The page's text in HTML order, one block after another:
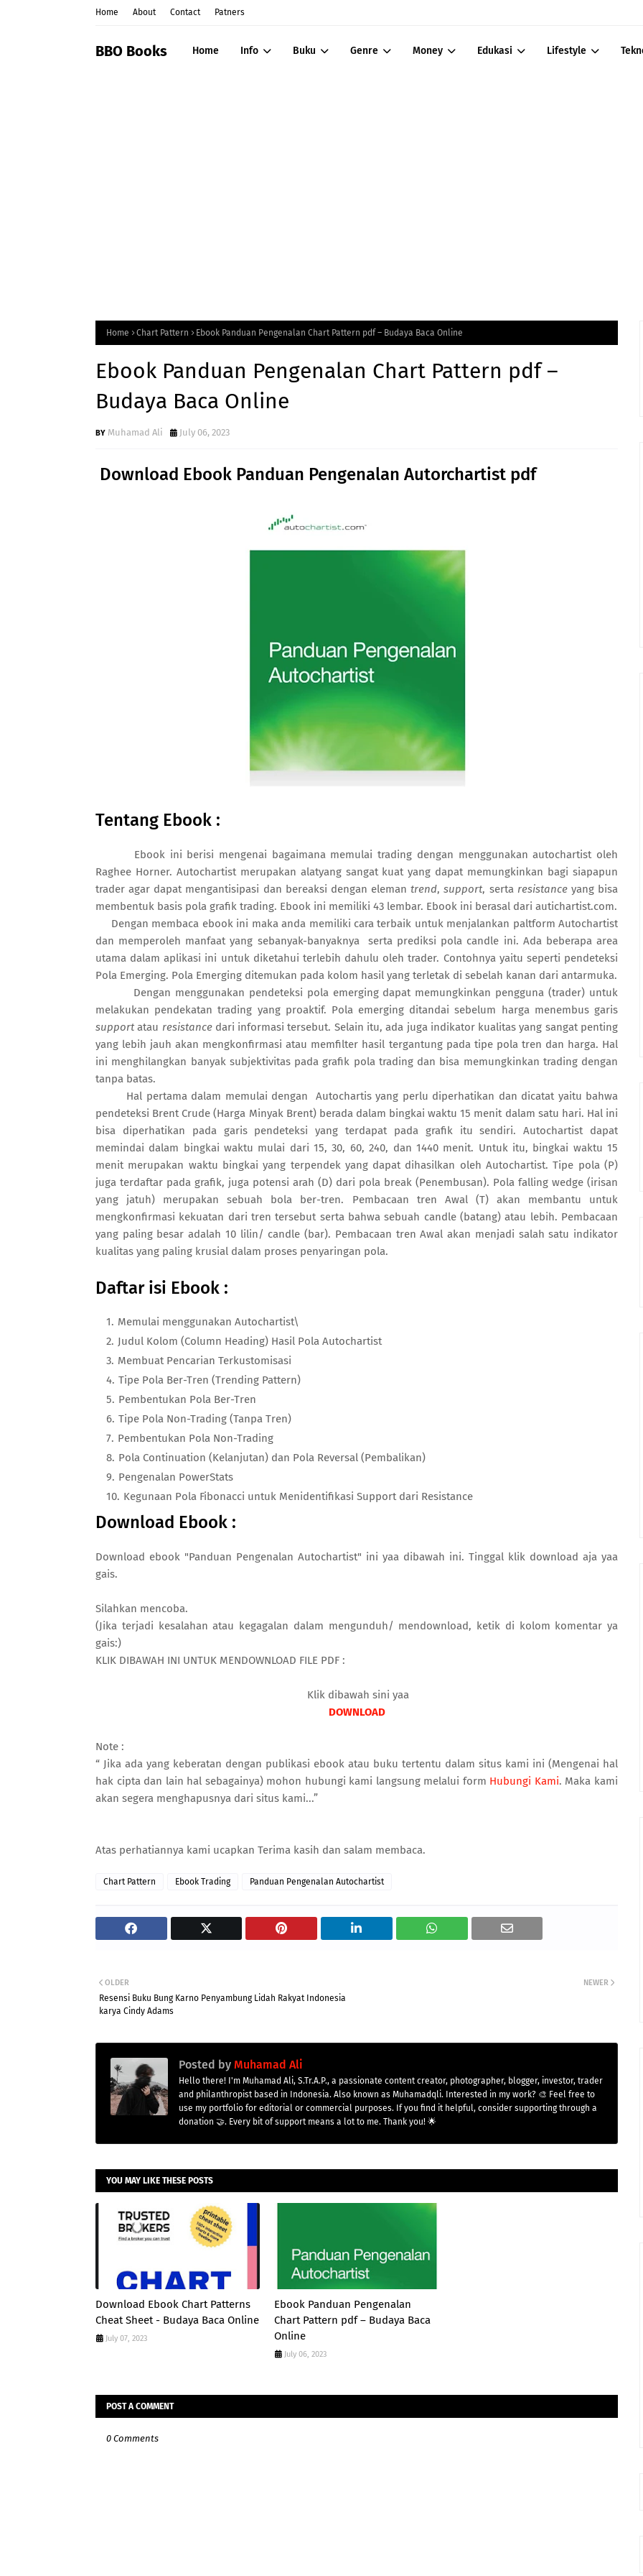
Home About Contact Patners
BBO Books Home Info Buku Genre Money Edukasi Lifestyle
Home Chart Pattern Ebook Panduan Pengenalan Chart Pattern pdf – Budaya Baca Online
Ebook Panduan Pengenalan Chart Pattern pdf –
Budaya Baca Online
Muhamad Ali July 06, 2023
Download Ebook Panduan Pengenalan Autorchartist pdf
Tentang Ebook :
Ebook ini berisi mengenai bagaimana memulai trading dengan menggunakan autochartist oleh
Raghee Horner. Autochartist merupakan alatyang sangat kuat yang dapat memungkinkan bagi siapapun
trader agar dapat mengantisipasi dan bereaksi dengan elemantrend,support, serta resistance yang bisa
membentuk basis pola grafik trading. Ebook ini memiliki 43 lembar. Ebook ini berasal dari autichartist.com.
Dengan membaca ebook ini maka anda memiliki cara terbaik untuk menjalankan paltform Autochartist
dan memperoleh manfaat yang sebanyak-banyaknya serta prediksi pola candle ini. Ada beberapa area
utama dalam aplikasi ini untuk diketahui terlebih dahulu oleh trader. Contohnya yaitu seperti pendeteksi
Pola Emerging. Pola Emerging ditemukan pada kolom hasil yang terletak di sebelah kanan dari antarmuka.
Dengan menggunakan pendeteksi pola emerging dapat memungkinkan pengguna (trader) untuk
melakukan pendekatan trading yang proaktif. Pola emerging ditandai sebelum harga menembus garis
supportatau resistance dari informasi tersebut. Selain itu, ada juga indikator kualitas yang sangat penting
yang lebih jauh akan mengkonfirmasi atau memfilter hasil tergantung pada tipe pola tren dan harga. Hal
ini menghilangkan banyak subjektivitas pada grafik pola trading dan bisa memungkinkan trading dengan
tanpa batas.
Hal pertama dalam memulai dengan Autochartis yang perlu diperhatikan dan dicatat yaitu bahwa
pendeteksi Brent Crude (Harga Minyak Brent) berada dalam bingkai waktu 15 menit dalam satu hari. Hal ini
bisa diperhatikan pada garis pendeteksi yang terdapat pada grafik itu sendiri. Autochartist dapat
memindai dalam bingkai waktu mulai dari 15, 30, 60, 240, dan 1440 menit. Untuk itu, bingkai waktu 15
menit merupakan waktu bingkai yang terpendek yang dapat dihasilkan oleh Autochartist. Tipe pola (P)
juga terdaftar pada grafik, juga potensi arah (D) dari pola break (Penembusan). Pola falling wedge (irisan
yang jatuh) merupakan sebuah bola ber-tren. Pembacaan tren Awal (T) akan membantu untuk
mengkonfirmasi kekuatan dari tren tersebut serta bahwa sebuah candle (batang) atau lebih. Pembacaan
yang paling besar adalah 10 lilin/ candle (bar). Pembacaan tren Awal akan menjadi salah satu indikator
kualitas yang paling krusial dalam proses penyaringan pola.
Daftar isi Ebook :
Memulai menggunakan Autochartist\
Judul Kolom (Column Heading) Hasil Pola Autochartist
Membuat Pencarian Terkustomisasi
Tipe Pola Ber-Tren (Trending Pattern)
Pembentukan Pola Ber-Tren
Tipe Pola Non-Trading (Tanpa Tren)
Pembentukan Pola Non-Trading
Pola Continuation (Kelanjutan) dan Pola Reversal (Pembalikan)
Pengenalan PowerStats
Kegunaan Pola Fibonacci untuk Menidentifikasi Support dari Resistance
Download Ebook :
Download ebook "Panduan Pengenalan Autochartist" ini yaa dibawah ini. Tinggal klik download aja yaa
gais.
Silahkan mencoba.
(Jika terjadi kesalahan atau kegagalan dalam mengunduh/ mendownload, ketik di kolom komentar ya
gais:)
KLIK DIBAWAH INI UNTUK MENDOWNLOAD FILE PDF :
Klik dibawah sini yaa
DOWNLOAD
Note :
“ Jika ada yang keberatan dengan publikasi ebook atau buku tertentu dalam situs kami ini (Mengenai hal
hak cipta dan lain hal sebagainya) mohon hubungi kami langsung melalui form Hubungi Kami. Maka kami
akan segera menghapusnya dari situs kami...”
Atas perhatiannya kami ucapkan Terima kasih dan salam membaca.
Chart Pattern Ebook Trading Panduan Pengenalan Autochartist
NEWER
OLDER
Resensi Buku Bung Karno Penyambung Lidah Rakyat Indonesia
karya Cindy Adams
Posted by Muhamad Ali
Hello there! I'm Muhamad Ali, S.Tr.A.P., a passionate content creator, photographer, blogger, investor, trader
and philanthropist based in Indonesia. Also known as Muhamadqli. Interested in my work? 🎨 Feel free to
use my portfolio for editorial or commercial purposes. If you find it helpful, consider supporting through a
donation 🤝. Every bit of support means a lot to me. Thank you! 🌟
YOU MAY LIKE THESE POSTS
Download Ebook Chart Patterns
Cheat Sheet - Budaya Baca Online
July 07, 2023
Ebook Panduan Pengenalan
Chart Pattern pdf – Budaya Baca
Online
July 06, 2023
POST A COMMENT
0 Comments